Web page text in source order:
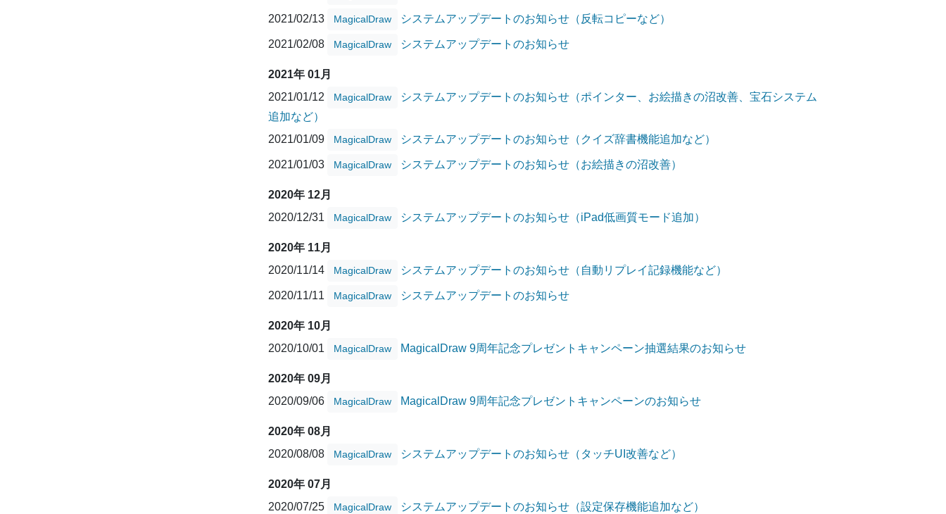
2021/02/13 MagicalDraw システムアップデートのお知らせ（反転コピーなど）
2021/02/08 MagicalDraw システムアップデートのお知らせ
2021年 01月
2021/01/12
MagicalDraw
システムアップデートのお知らせ（ポインター、お絵描きの沼改善、宝石システム
追加など）
2021/01/09
MagicalDraw システムアップデートのお知らせ（クイズ辞書機能追加など）
2021/01/03 MagicalDraw システムアップデートのお知らせ（お絵描きの沼改善）
2020年 12月
2020/12/31
MagicalDraw システムアップデートのお知らせ（iPad低画質モード追加）
2020年 11月
2020/11/14
MagicalDraw システムアップデートのお知らせ（自動リプレイ記録機能など）
2020/11/11 MagicalDraw システムアップデートのお知らせ
2020年 10月
2020/10/01
MagicalDraw MagicalDraw 9周年記念プレゼントキャンペーン抽選結果のお知らせ
2020年 09月
2020/09/06
MagicalDraw MagicalDraw 9周年記念プレゼントキャンペーンのお知らせ
2020年 08月
2020/08/08
MagicalDraw システムアップデートのお知らせ（タッチUI改善など）
2020年 07月
2020/07/25
MagicalDraw システムアップデートのお知らせ（設定保存機能追加など）